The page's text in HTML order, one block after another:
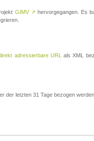
GIMV ↗ hervorgegangen. Es
adressierbare URL
als XML
der letzten 31 Tage bezogen werden.